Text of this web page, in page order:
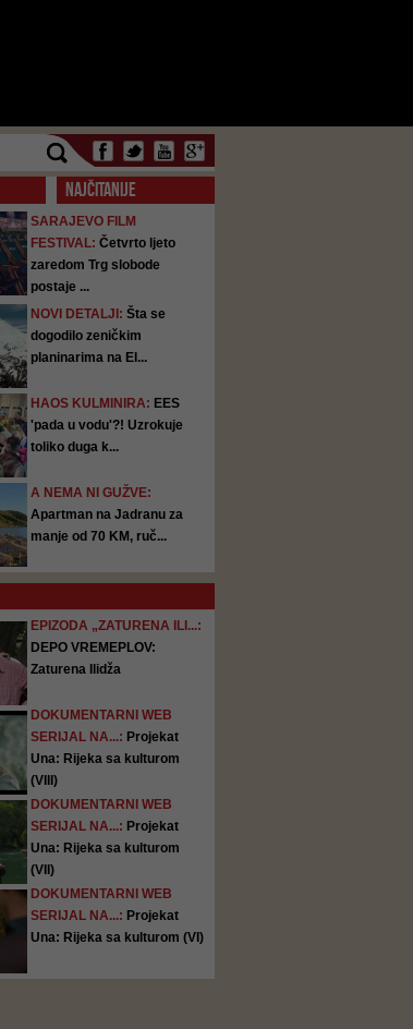
NAJČITANIJE
SARAJEVO FILM
FESTIVAL: Četvrto ljeto
zaredom Trg slobode
postaje ...
NOVI DETALJI: Šta se
dogodilo zeničkim
planinarima na El...
HAOS KULMINIRA: EES
'pada u vodu'?! Uzrokuje
toliko duga k...
A NEMA NI GUŽVE:
Apartman na Jadranu za
manje od 70 KM, ruč...
EPIZODA „ZATURENA ILI...:
DEPO VREMEPLOV:
Zaturena Ilidža
DOKUMENTARNI WEB
SERIJAL NA...: Projekat
Una: Rijeka sa kulturom
(VIII)
DOKUMENTARNI WEB
SERIJAL NA...: Projekat
Una: Rijeka sa kulturom
(VII)
DOKUMENTARNI WEB
SERIJAL NA...: Projekat
Una: Rijeka sa kulturom (VI)